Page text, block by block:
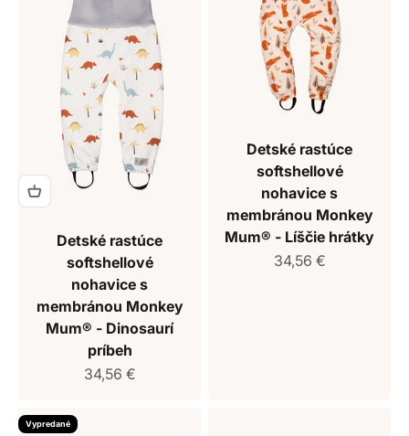
Detské rastúce
softshellové
nohavice s
membránou Monkey
Mum® - Dinosaurí
príbeh
Predajná cena
34,56 €
Detské rastúce
softshellové
nohavice s
membránou Monkey
Mum® - Líščie hrátky
Predajná cena
34,56 €
Vypredané